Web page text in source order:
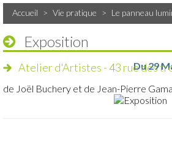
Accueil > Vie pratique > Le panneau
Exposition
Atelier d'Artistes - 43 rue des
Du 29
de Joël Buchery et de Jean-Pierre